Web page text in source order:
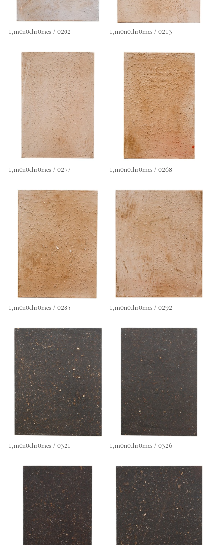
1,m0n0chr0mes / 0202 1,m0n0chr0mes / 0213
1,m0n0chr0mes / 0257 1,m0n0chr0mes / 0268
1,m0n0chr0mes / 0285 1,m0n0chr0mes / 0292
1,m0n0chr0mes / 0321 1,m0n0chr0mes / 0326